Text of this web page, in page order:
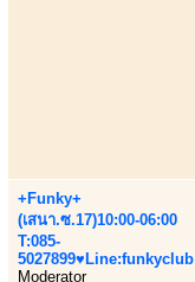
+Funky+
(เสนา.ซ.17)10:00-06:00
T:085-
5027899♥Line:funkyclub
Moderator